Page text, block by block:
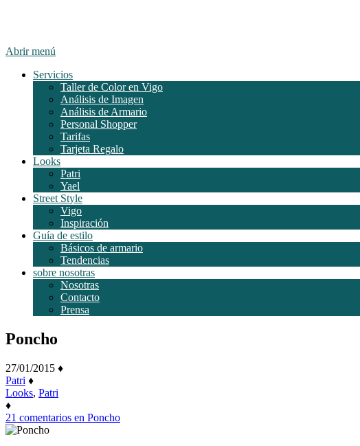
Abrir menú
Servicios
Taller de Color en Vigo
Análisis de Imagen
Análisis de Armario
Personal Shopper
Tarifas
Tarjeta Regalo
Looks
Patri
Yael
Street Style
Vigo
Inspiración
Guía de estilo
Básicos de armario
Tendencias
sobre nosotras
Nosotras
Contacto
Prensa
Poncho
27/01/2015 ♦
Patri ♦
Looks, Patri
♦
21 comentarios en Poncho